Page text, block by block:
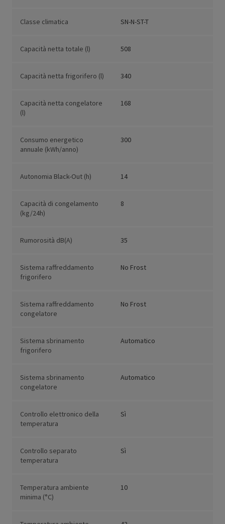
Classe climatica SN-N-ST-T
Capacità netta totale (l) 508
Capacità netta frigorifero (l) 340
Capacità netta congelatore
(l)
168
Consumo energetico
annuale (kWh/anno)
300
Autonomia Black-Out (h) 14
Capacità di congelamento
(kg/24h)
8
Rumorosità dB(A) 35
Sistema raffreddamento
frigorifero
No Frost
Sistema raffreddamento
congelatore
No Frost
Sistema sbrinamento
frigorifero
Automatico
Sistema sbrinamento
congelatore
Automatico
Controllo elettronico della
temperatura
Sì
Controllo separato
temperatura
Sì
Temperatura ambiente
minima (°C)
10